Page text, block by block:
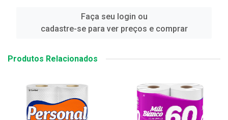
Faça seu login ou
cadastre-se para ver preços e comprar
Produtos Relacionados